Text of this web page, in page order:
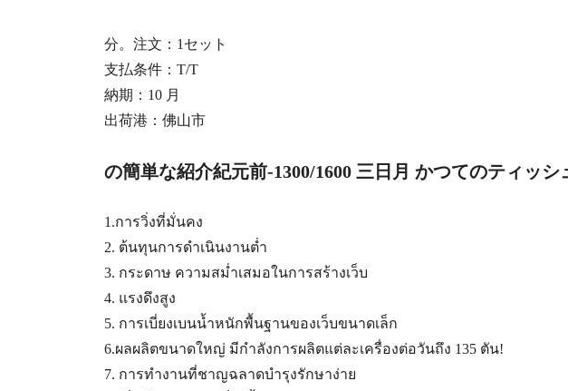
分。注文 ： 1セット
支払条件 ： T/T
納期 ：10 月
出荷港 ： 佛山市
の簡単な紹介紀元前-1300/1600 三日月 かつてのティッシ
1.การวิ่งที่มั่นคง
2. ต้นทุนการดำเนินงานต่ำ
3. กระดาษ ความสม่ำเสมอในการสร้างเว็บ
4. แรงดึงสูง
5. การเบี่ยงเบนน้ำหนักพื้นฐานของเว็บขนาดเล็ก
6.ผลผลิตขนาดใหญ่ มีกำลังการผลิตแต่ละเครื่องต่อวันถึง 135 ตัน!
7. การทำงานที่ชาญฉลาดบำรุงรักษาง่าย